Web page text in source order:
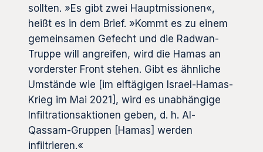
sollten. »Es gibt zwei Hauptmissionen«,
heißt es in dem Brief. »Kommt es zu einem
gemeinsamen Gefecht und die Radwan-
Truppe will angreifen, wird die Hamas an
vorderster Front stehen. Gibt es ähnliche
Umstände wie [im elftägigen Israel-Hamas-
Krieg im Mai 2021], wird es unabhängige
Infiltrationsaktionen geben, d. h. Al-
Qassam-Gruppen [Hamas] werden
infiltrieren.«